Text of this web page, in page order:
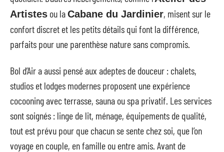
Artistes ou laCabane du Jardinier, misent sur le
confort discret et les petits détails qui font la différence,
parfaits pour une parenthèse nature sans compromis.
Bol d’Air a aussi pensé aux adeptes de douceur : chalets,
studios et lodges modernes proposent une expérience
cocooning avec terrasse, sauna ou spa privatif. Les services
sont soignés : linge de lit, ménage, équipements de qualité,
tout est prévu pour que chacun se sente chez soi, que l’on
voyage en couple, en famille ou entre amis. Avant de